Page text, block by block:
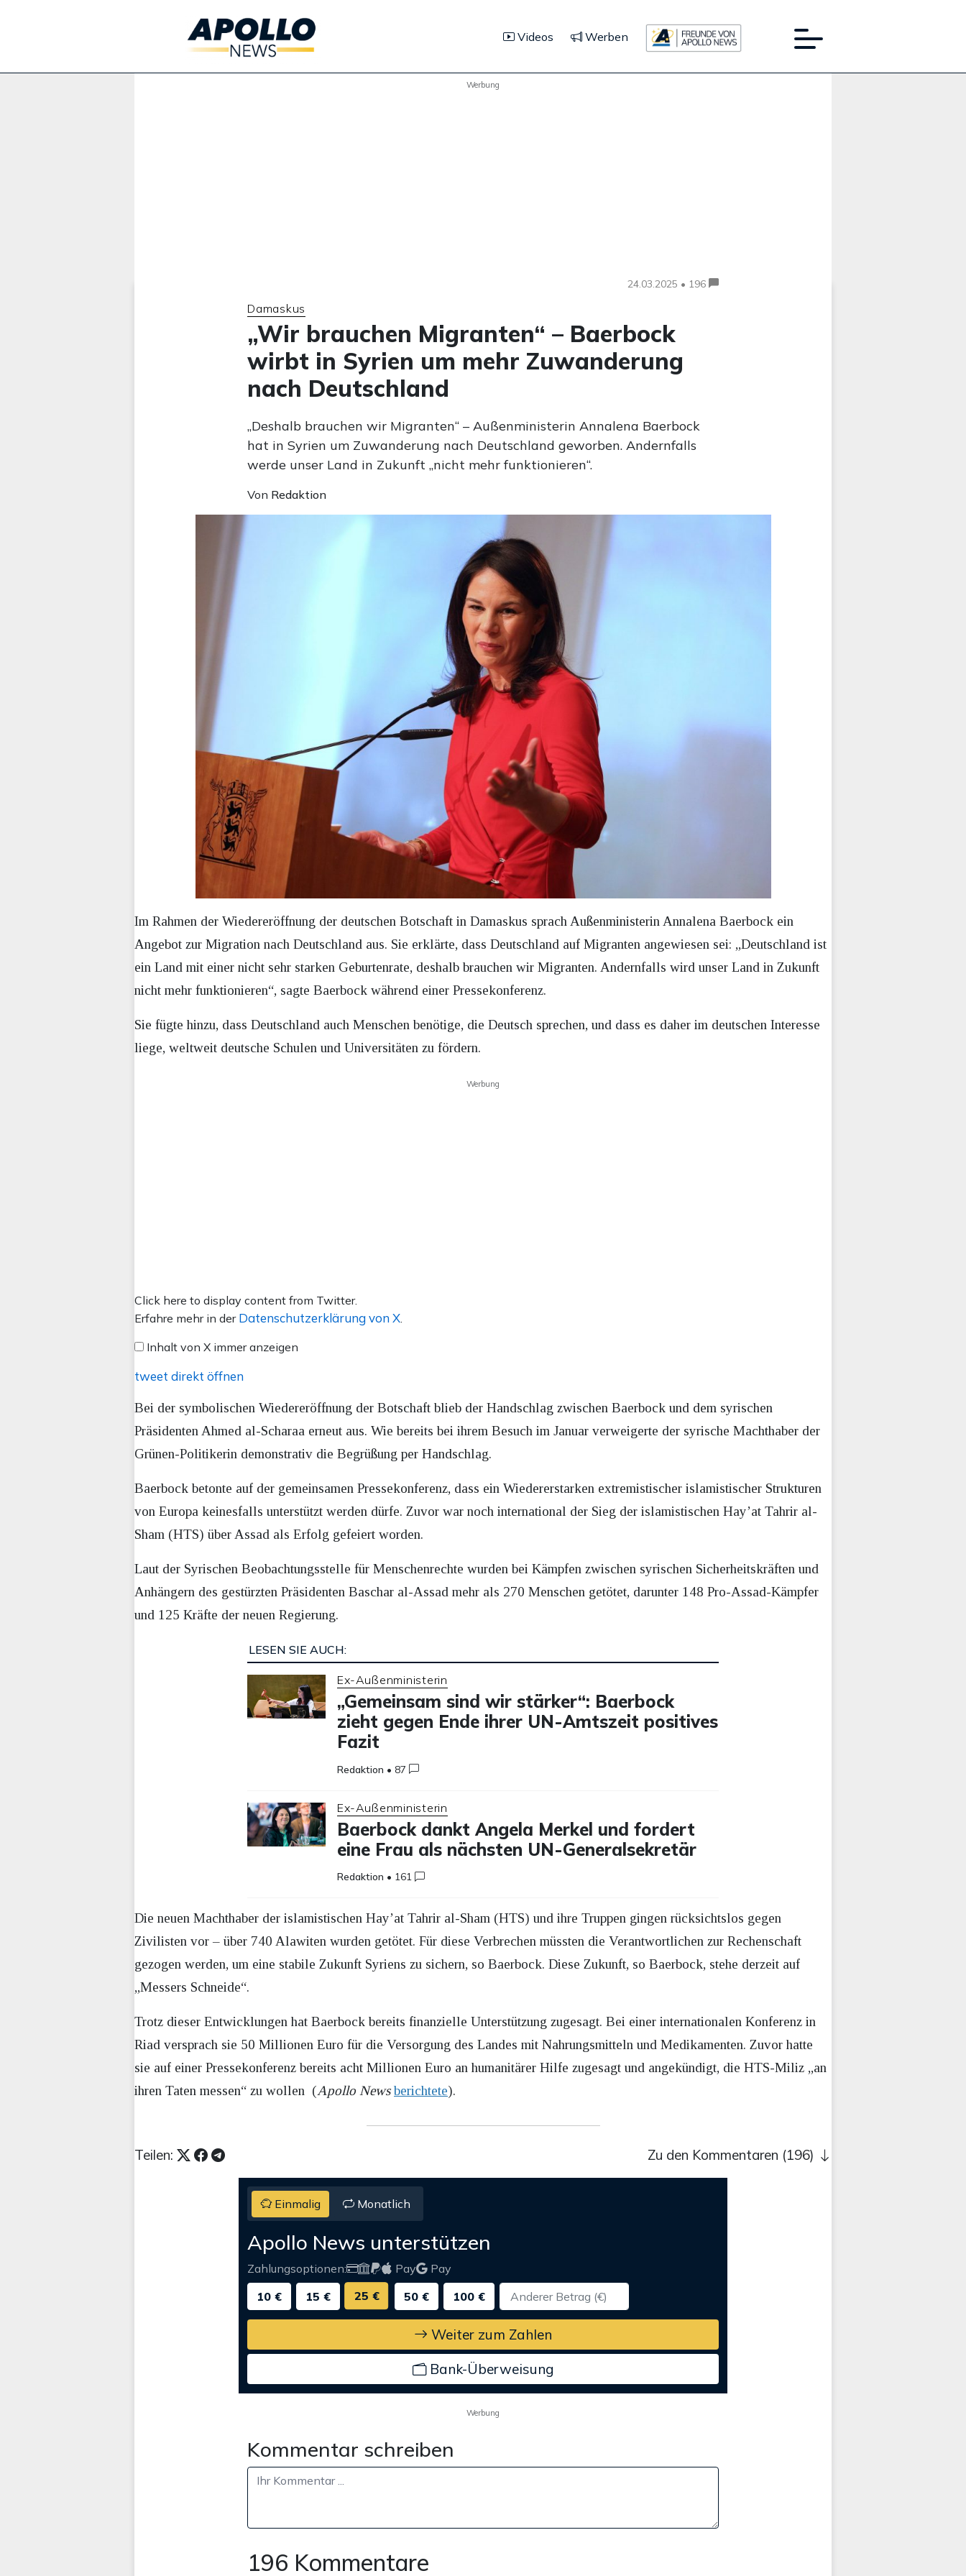
Videos Werben
Werbung
24.03.2025 • 196
Damaskus
„Wir brauchen Migranten“ – Baerbock
wirbt in Syrien um mehr Zuwanderung
nach Deutschland
„Deshalb brauchen wir Migranten“ – Außenministerin Annalena Baerbock
hat in Syrien um Zuwanderung nach Deutschland geworben. Andernfalls
werde unser Land in Zukunft „nicht mehr funktionieren“.
Von Redaktion
Im Rahmen der Wiedereröffnung der deutschen Botschaft in Damaskus sprach Außenministerin Annalena Baerbock ein
Angebot zur Migration nach Deutschland aus. Sie erklärte, dass Deutschland auf Migranten angewiesen sei: „Deutschland ist
ein Land mit einer nicht sehr starken Geburtenrate, deshalb brauchen wir Migranten. Andernfalls wird unser Land in Zukunft
nicht mehr funktionieren“, sagte Baerbock während einer Pressekonferenz.
Sie fügte hinzu, dass Deutschland auch Menschen benötige, die Deutsch sprechen, und dass es daher im deutschen Interesse
liege, weltweit deutsche Schulen und Universitäten zu fördern.
Werbung
Inhalt
von
anzeigen
Click here to display content from Twitter.
Erfahre mehr in der Datenschutzerklärung von X
Inhalt von X immer anzeigen
tweet direkt öffnen
Bei der symbolischen Wiedereröffnung der Botschaft blieb der Handschlag zwischen Baerbock und dem syrischen
Präsidenten Ahmed al-Scharaa erneut aus. Wie bereits bei ihrem Besuch im Januar verweigerte der syrische Machthaber der
Grünen-Politikerin demonstrativ die Begrüßung per Handschlag.
Baerbock betonte auf der gemeinsamen Pressekonferenz, dass ein Wiedererstarken extremistischer islamistischer Strukturen
von Europa keinesfalls unterstützt werden dürfe. Zuvor war noch international der Sieg der islamistischen Hay’at Tahrir al-
Sham (HTS) über Assad als Erfolg gefeiert worden.
Laut der Syrischen Beobachtungsstelle für Menschenrechte wurden bei Kämpfen zwischen syrischen Sicherheitskräften und
Anhängern des gestürzten Präsidenten Baschar al-Assad mehr als 270 Menschen getötet, darunter 148 Pro-Assad-Kämpfer
und 125 Kräfte der neuen Regierung.
LESEN SIE AUCH:
Ex-Außenministerin
„Gemeinsam sind wir stärker“: Baerbock
zieht gegen Ende ihrer UN-Amtszeit positives
Fazit
Redaktion • 87
Ex-Außenministerin
Baerbock dankt Angela Merkel und fordert
eine Frau als nächsten UN-Generalsekretär
Redaktion • 161
Die neuen Machthaber der islamistischen Hay’at Tahrir al-Sham (HTS) und ihre Truppen gingen rücksichtslos gegen
Zivilisten vor – über 740 Alawiten wurden getötet. Für diese Verbrechen müssten die Verantwortlichen zur Rechenschaft
gezogen werden, um eine stabile Zukunft Syriens zu sichern, so Baerbock. Diese Zukunft, so Baerbock, stehe derzeit auf
„Messers Schneide“.
Trotz dieser Entwicklungen hat Baerbock bereits finanzielle Unterstützung zugesagt. Bei einer internationalen Konferenz in
Riad versprach sie 50 Millionen Euro für die Versorgung des Landes mit Nahrungsmitteln und Medikamenten. Zuvor hatte
sie auf einer Pressekonferenz bereits acht Millionen Euro an humanitärer Hilfe zugesagt und angekündigt, die HTS-Miliz „an
ihren Taten messen“ zu wollen (Apollo News berichtete).
Teilen: Zu den Kommentaren (196)
Einmalig Monatlich
Apollo News unterstützen
Zahlungsoptionen: Pay
Pay
10 €
15 € 25 € 50 € 100 €
Weiter zum Zahlen
Bank-Überweisung
Werbung
Kommentar schreiben
196 Kommentare